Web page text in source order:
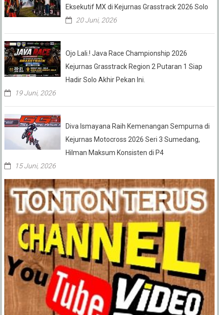
Eksekutif MX di Kejurnas Grasstrack 2026 Solo
20 Juni, 2026
Ojo Lali.! Java Race Championship 2026
Kejurnas Grasstrack Region 2 Putaran 1 Siap
Hadir Solo Akhir Pekan Ini.
19 Juni, 2026
Diva Ismayana Raih Kemenangan Sempurna di
Kejurnas Motocross 2026 Seri 3 Sumedang,
Hilman Maksum Konsisten di P4
15 Juni, 2026